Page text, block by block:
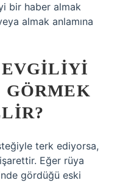
bir haber almak
almak anlamına
terk ediyorsa,
Eğer rüya
gördüğü eski